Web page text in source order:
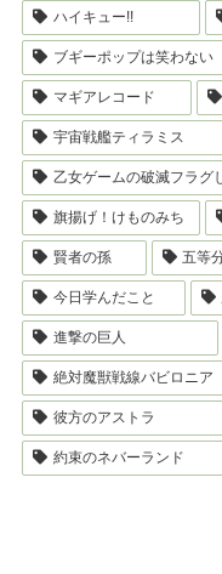
ハイキュー!!
ブギーポップは笑わない
マギアレコード
宇宙戦艦ティラミス
乙女ゲームの破滅フラグ
旗揚げ！けものみち
賢者の孫 五等
今日学んだこと
進撃の巨人
絶対魔獣戦線バビロニア
彼方のアストラ
約束のネバーランド